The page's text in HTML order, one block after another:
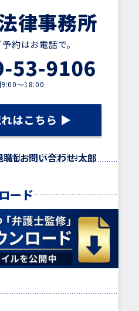
律事務所
約はお電話で。
9:00～18:00
監修資料がダウンロードで
顧問契約
した！スポット契約
いています！労働時間の管
アクセス
すべき？証拠の集め方につ
SDGsサポート
士がわかりやすく解説！」
相談方法
法制の特徴、解雇の全体像
弁護士費用
事業！２０２３年７月１８
弁護士 西村幸太郎
題総まとめセミナー＠中津
事務所概要
勧奨はどの様な言い方をす
お問い合わせ
ード